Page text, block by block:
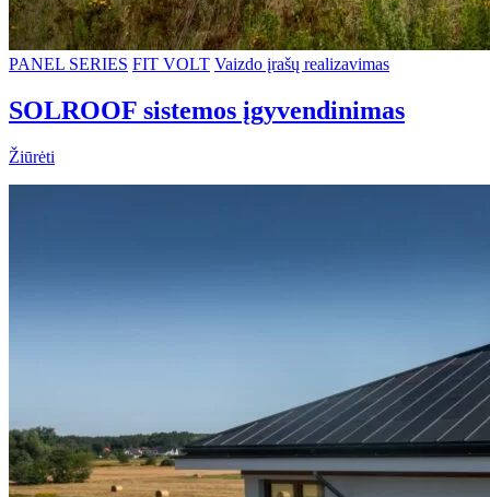
PANEL SERIES FIT VOLT Vaizdo įrašų realizavimas
SOLROOF sistemos įgyvendinimas
Žiūrėti